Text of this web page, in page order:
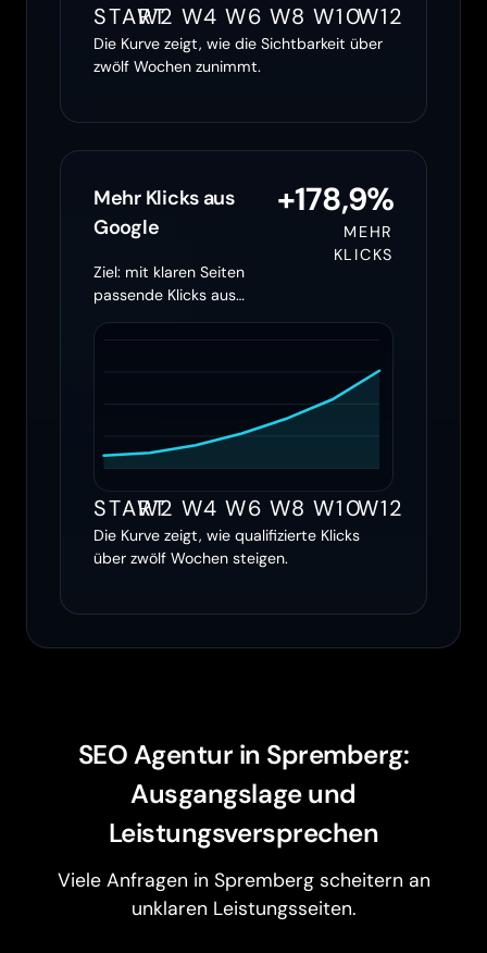
START
W2 W4 W6 W8 W10W12
Die Kurve zeigt, wie die Sichtbarkeit über
zwölf Wochen zunimmt.
Mehr Klicks aus
Google
Ziel: mit klaren Seiten
passende Klicks aus
+178,9%
MEHR
KLICKS
START
W2 W4 W6 W8 W10W12
Die Kurve zeigt, wie qualifizierte Klicks
über zwölf Wochen steigen.
SEO Agentur in Spremberg:
Ausgangslage und
Leistungsversprechen
Viele Anfragen in Spremberg scheitern an
unklaren Leistungsseiten.